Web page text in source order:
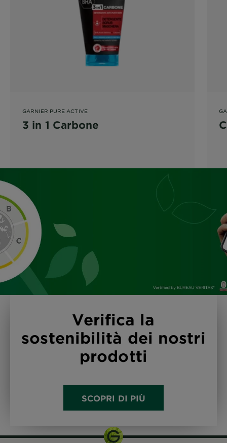
GARNIER PURE ACTIVE
3 in 1 Carbone
Verifica la
sostenibilità dei nostri
prodotti
SCOPRI DI PIÙ